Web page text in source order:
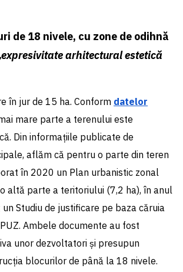
de 18 nivele, cu zone de odihnă
arhitectural estetică
în jur de 15 ha. Conform datelor
mare parte a terenului este
Din informațiile publicate de
aflăm că pentru o parte din teren
în 2020 un Plan urbanistic zonal
altă parte a teritoriului (7,2 ha), în anul
Studiu de justificare pe baza căruia
Ambele documente au fost
unor dezvoltatori și presupun
blocurilor de până la 18 nivele.